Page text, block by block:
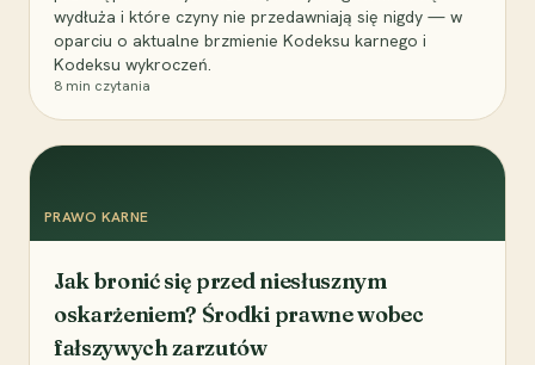
wydłuża i które czyny nie przedawniają się nigdy — w
oparciu o aktualne brzmienie Kodeksu karnego i
Kodeksu wykroczeń.
8 min czytania
PRAWO KARNE
Jak bronić się przed niesłusznym
oskarżeniem? Środki prawne wobec
fałszywych zarzutów